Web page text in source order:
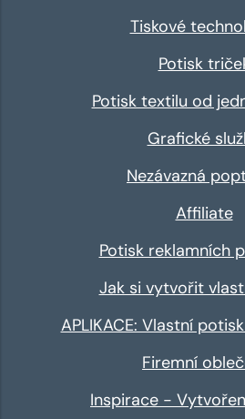
Tiskové
Potisk
Potisk textilu od
Grafické
Nezávazná
Affiliate
Potisk reklamních
Jak si vytvořit
APLIKACE: Vlastní
Firemní
Inspirace -